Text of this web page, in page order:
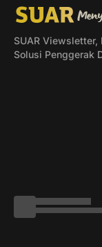
SUAR
Solusi Penggerak